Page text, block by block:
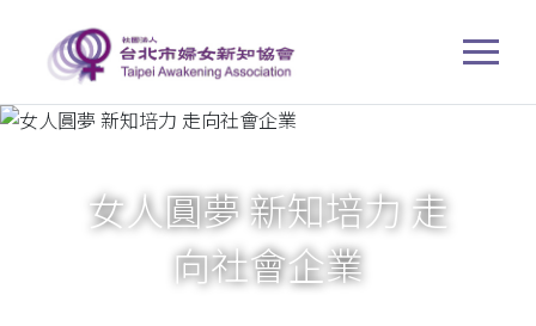
女人圓夢 新知培力 走
向社會企業